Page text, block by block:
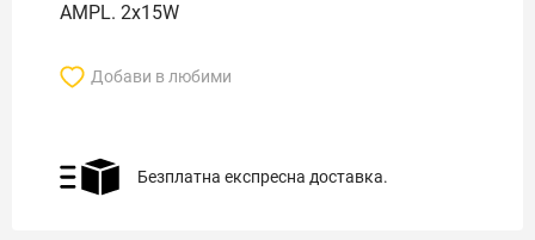
AMPL. 2x15W
Добави в любими
Безплатна експресна доставка.